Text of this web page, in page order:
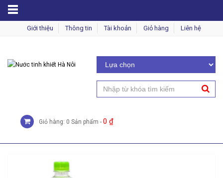
Giới thiệu Thông tin Tài khoản Giỏ hàng Liên hệ
Giỏ hàng: 0 Sản phẩm - 0 ₫